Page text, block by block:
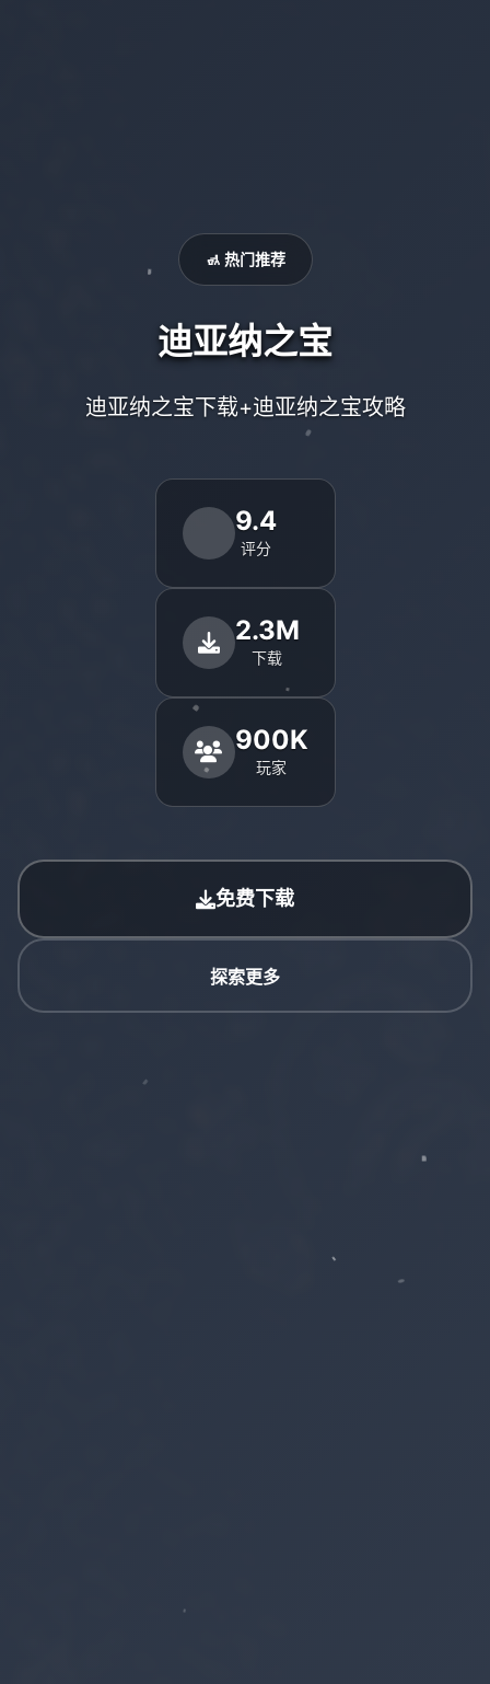
🚮 热门推荐
迪亚纳之宝
迪亚纳之宝下载+迪亚纳之宝攻略
9.4
评分
2.3M
下载
900K
玩家
免费下载
探索更多